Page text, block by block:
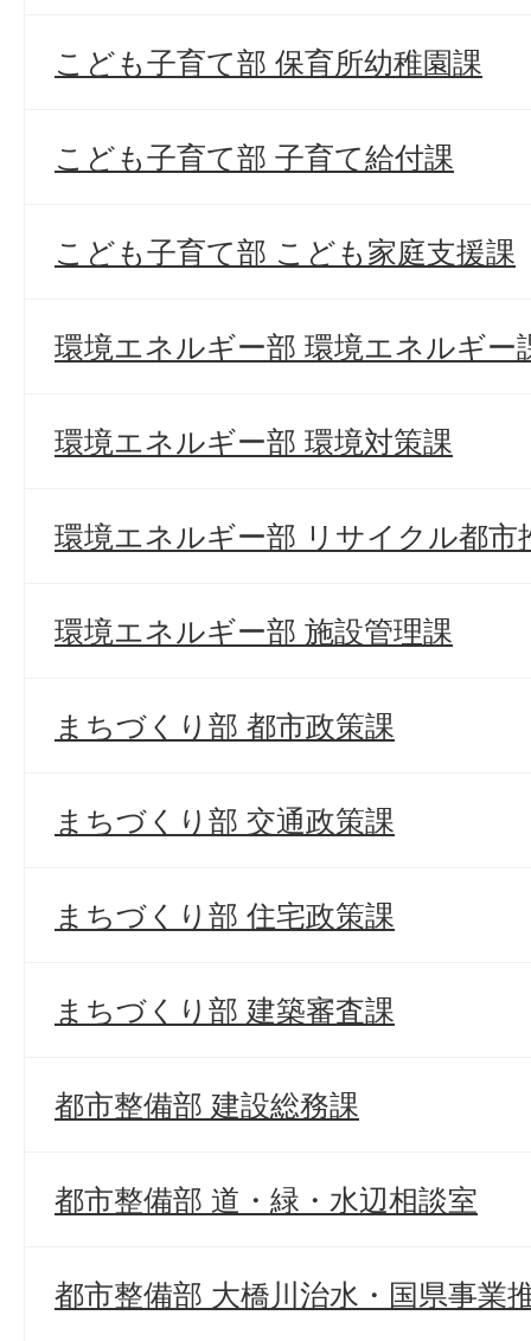
こども子育て部 保育所幼稚園課
こども子育て部 子育て給付課
こども子育て部 こども家庭支援課
環境エネルギー部 環境エネルギー
環境エネルギー部 環境対策課
環境エネルギー部 リサイクル都市
環境エネルギー部 施設管理課
まちづくり部 都市政策課
まちづくり部 交通政策課
まちづくり部 住宅政策課
まちづくり部 建築審査課
都市整備部 建設総務課
都市整備部 道・緑・水辺相談室
都市整備部 大橋川治水・国県事業